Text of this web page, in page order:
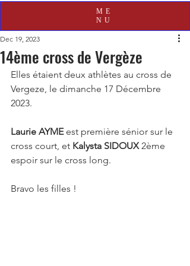
ME
NU
14ème cross de Vergèze
Dec 19, 2023
Elles étaient deux athlètes au cross de
Vergeze, le dimanche 17 Décembre
2023.
Laurie AYME est première sénior sur le
cross court, et Kalysta SIDOUX 2ème
espoir sur le cross long.
Bravo les filles !